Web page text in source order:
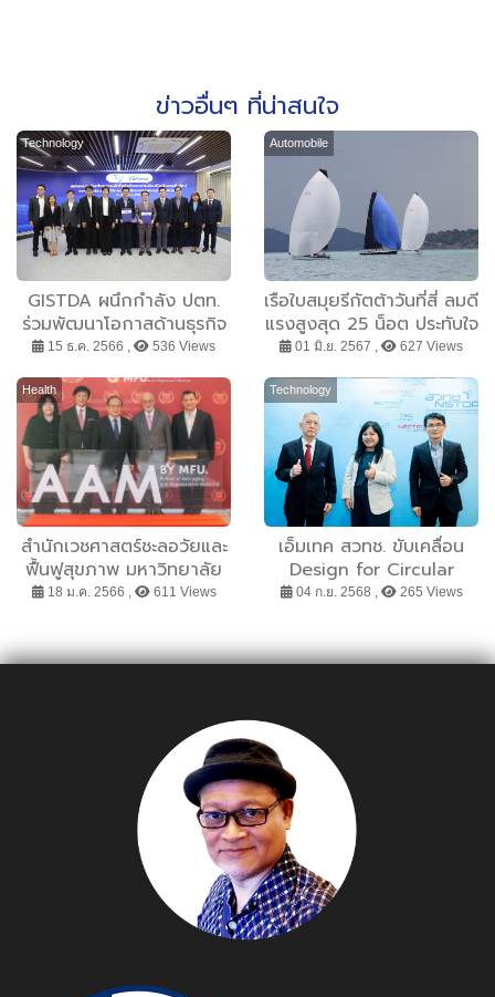
ข่าวอื่นๆ ที่น่าสนใจ
Technology
GISTDA ผนึกกำลัง ปตท.
ร่วมพัฒนาโอกาสด้านธุรกิจ
อวกาศเน้นเป็นมิตรต่อสิ่ง
15 ธ.ค. 2566 , 536 Views
Automobile
เรือใบสมุยรีกัตต้าวันที่สี่ ลมดี
แรงสูงสุด 25 น็อต ประทับใจ
นักแล่นเรือต่างชาติ
01 มิ.ย. 2567 , 627 Views
Health
สำนักเวชศาสตร์ชะลอวัยและ
ฟื้นฟูสุขภาพ มหาวิทยาลัย
แม่ฟ้าหลวง จัดงานเปิดตัว
18 ม.ค. 2566 , 611 Views
Technology
เอ็มเทค สวทช. ขับเคลื่อน
Design for Circular
Economy “คิดก่อนทำ” สู่
04 ก.ย. 2568 , 265 Views